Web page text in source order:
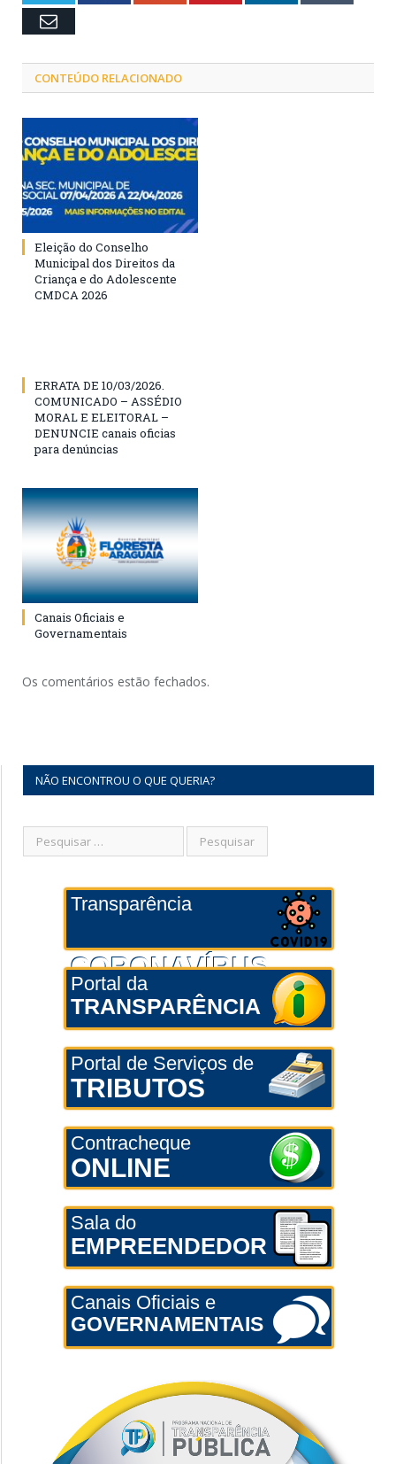
Email
CONTEÚDO RELACIONADO
Eleição do Conselho
Municipal dos Direitos da
Criança e do Adolescente
CMDCA 2026
ERRATA DE 10/03/2026.
COMUNICADO – ASSÉDIO
MORAL E ELEITORAL –
DENUNCIE canais oficias
para denúncias
Canais Oficiais e
Governamentais
Os comentários estão fechados.
NÃO ENCONTROU O QUE QUERIA?
Transparência
CORONAVÍRUS
Portal da
TRANSPARÊNCIA
Portal de Serviços de
TRIBUTOS
Contracheque
ONLINE
Sala do
EMPREENDEDOR
Canais Oficiais e
GOVERNAMENTAIS